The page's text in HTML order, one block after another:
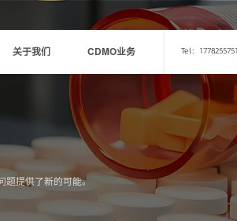
关于我们 CDMO业务 Tel：
提供了新的可能。